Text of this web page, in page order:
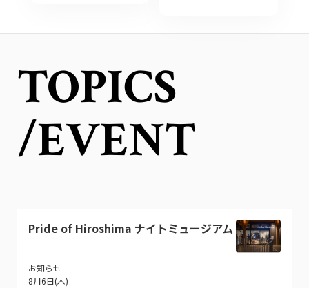
TOPICS
/EVENT
Pride of Hiroshima ナイトミュージアム
お知らせ
8月6日(木)